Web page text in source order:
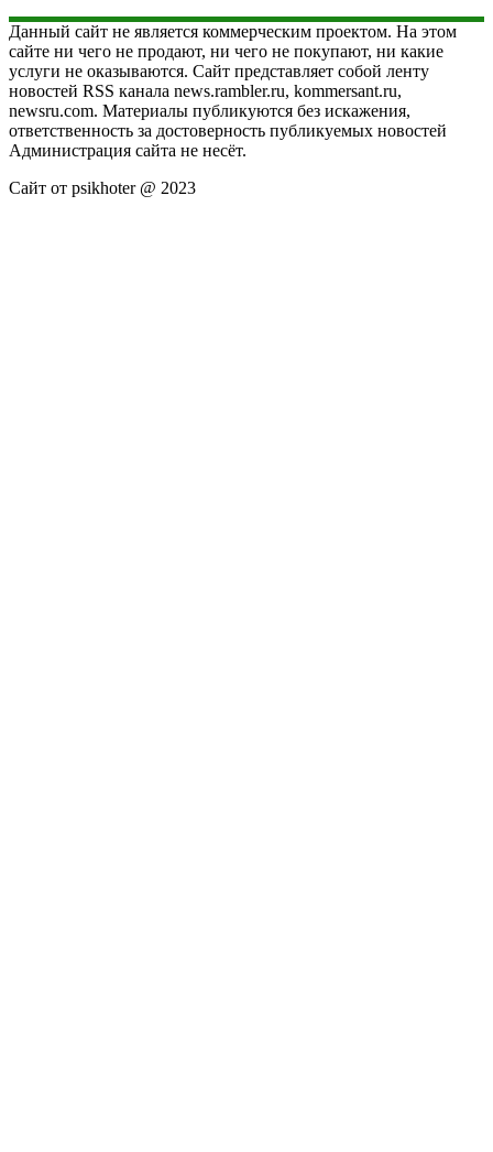
Данный сайт не является коммерческим проектом. На этом
сайте ни чего не продают, ни чего не покупают, ни какие
услуги не оказываются. Сайт представляет собой ленту
новостей RSS канала news.rambler.ru, kommersant.ru,
newsru.com. Материалы публикуются без искажения,
ответственность за достоверность публикуемых новостей
Администрация сайта не несёт.
Сайт от psikhoter @ 2023